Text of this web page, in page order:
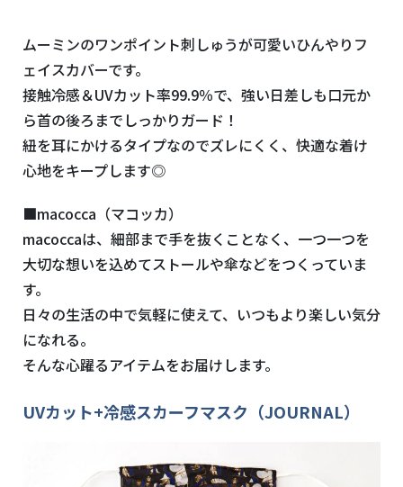
ムーミンのワンポイント刺しゅうが可愛いひんやりフ
ェイスカバーです。
接触冷感＆UVカット率99.9％で、強い日差しも口元か
ら首の後ろまでしっかりガード！
紐を耳にかけるタイプなのでズレにくく、快適な着け
心地をキープします◎
■macocca（マコッカ）
macoccaは、細部まで手を抜くことなく、一つ一つを
大切な想いを込めてストールや傘などをつくっていま
す。
日々の生活の中で気軽に使えて、いつもより楽しい気分
になれる。
そんな心躍るアイテムをお届けします。
UVカット+冷感スカーフマスク（JOURNAL）